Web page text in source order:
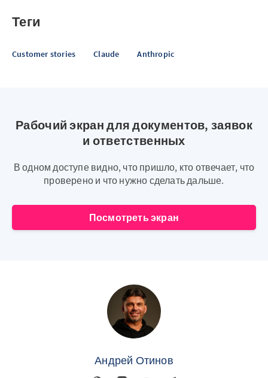
Теги
Customer stories Claude Anthropic
Рабочий экран для документов, заявок
и ответственных
В одном доступе видно, что пришло, кто отвечает, что
проверено и что нужно сделать дальше.
Посмотреть экран
Андрей Отинов